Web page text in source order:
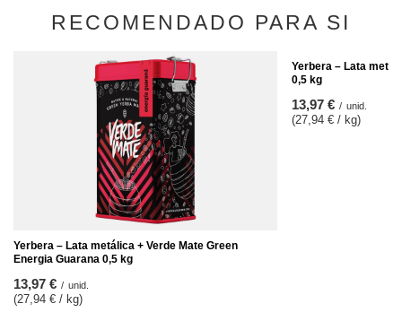
RECOMENDADO PARA SI
Yerbera – Lata metálica + Verde Mate Green
Energia Guarana 0,5 kg
13,97 € / unid.
(27,94 € / kg)
Yerbera – Lata
0,5 kg
13,97 € / unid.
(27,94 € / kg)